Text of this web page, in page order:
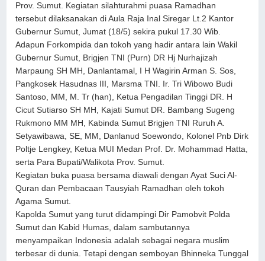
Prov. Sumut. Kegiatan silahturahmi puasa Ramadhan
tersebut dilaksanakan di Aula Raja Inal Siregar Lt.2 Kantor
Gubernur Sumut, Jumat (18/5) sekira pukul 17.30 Wib.
Adapun Forkompida dan tokoh yang hadir antara lain Wakil
Gubernur Sumut, Brigjen TNI (Purn) DR Hj Nurhajizah
Marpaung SH MH, Danlantamal, I H Wagirin Arman S. Sos,
Pangkosek Hasudnas III, Marsma TNI. Ir. Tri Wibowo Budi
Santoso, MM, M. Tr (han), Ketua Pengadilan Tinggi DR. H
Cicut Sutiarso SH MH, Kajati Sumut DR. Bambang Sugeng
Rukmono MM MH, Kabinda Sumut Brigjen TNI Ruruh A.
Setyawibawa, SE, MM, Danlanud Soewondo, Kolonel Pnb Dirk
Poltje Lengkey, Ketua MUI Medan Prof. Dr. Mohammad Hatta,
serta Para Bupati/Walikota Prov. Sumut.
Kegiatan buka puasa bersama diawali dengan Ayat Suci Al-
Quran dan Pembacaan Tausyiah Ramadhan oleh tokoh
Agama Sumut.
Kapolda Sumut yang turut didampingi Dir Pamobvit Polda
Sumut dan Kabid Humas, dalam sambutannya
menyampaikan Indonesia adalah sebagai negara muslim
terbesar di dunia. Tetapi dengan semboyan Bhinneka Tunggal